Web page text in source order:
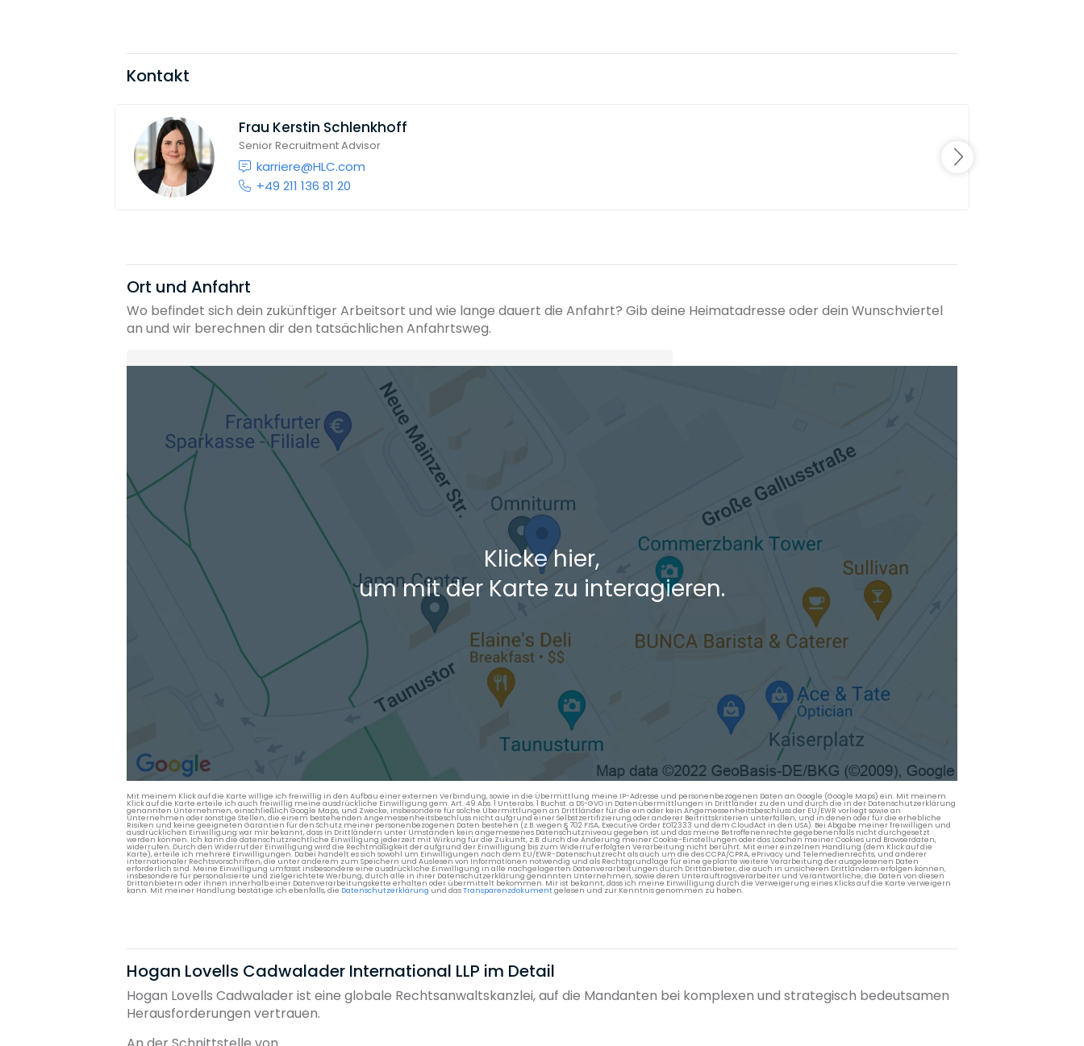
Kontakt
Frau Kerstin Schlenkhoff
Senior Recruitment Advisor
karriere@HLC.com
+49 211 136 81 20
Ort und Anfahrt
Wo befindet sich dein zukünftiger Arbeitsort und wie lange dauert die Anfahrt? Gib deine Heimatadresse oder dein Wunschviertel
an und wir berechnen dir den tatsächlichen Anfahrtsweg.
Heimatadresse oder Wunschort
Die berechneten Anreisezeiten basieren auf den Verkehrsdaten eines typischen Dienstag morgens um 8:30.
Klicke hier,
um mit der Karte zu interagieren.
Mit meinem Klick auf die Karte willige ich freiwillig in den Aufbau einer externen Verbindung, sowie in die Übermittlung meine IP-Adresse und personenbezogenen Daten an Google (Google Maps) ein. Mit meinem
Klick auf die Karte erteile ich auch freiwillig meine ausdrückliche Einwilligung gem. Art. 49 Abs. 1 Unterabs. 1 Buchst. a DS-GVO in Datenübermittlungen in Drittländer zu den und durch die in der Datenschutzerklärung
genannten Unternehmen, einschließlich Google Maps, und Zwecke, insbesondere für solche Übermittlungen an Drittländer für die ein oder kein Angemessenheitsbeschluss der EU/EWR vorliegt sowie an
Unternehmen oder sonstige Stellen, die einem bestehenden Angemessenheitsbeschluss nicht aufgrund einer Selbstzertifizierung oder anderer Beitrittskriterien unterfallen, und in denen oder für die erhebliche
Risiken und keine geeigneten Garantien für den Schutz meiner personenbezogenen Daten bestehen (z.B. wegen § 702 FISA, Executive Order EO12333 und dem CloudAct in den USA). Bei Abgabe meiner freiwilligen und
ausdrücklichen Einwilligung war mir bekannt, dass in Drittländern unter Umständen kein angemessenes Datenschutzniveau gegeben ist und das meine Betroffenenrechte gegebenenfalls nicht durchgesetzt
werden können. Ich kann die datenschutzrechtliche Einwilligung jederzeit mit Wirkung für die Zukunft, z.B. durch die Änderung meiner Cookie-Einstellungen oder das Löschen meiner Cookies und Browserdaten,
widerrufen. Durch den Widerruf der Einwilligung wird die Rechtmäßigkeit der aufgrund der Einwilligung bis zum Widerruf erfolgten Verarbeitung nicht berührt. Mit einer einzelnen Handlung (dem Klick auf die
Karte), erteile ich mehrere Einwilligungen. Dabei handelt es sich sowohl um Einwilligungen nach dem EU/EWR-Datenschutzrecht als auch um die des CCPA/CPRA, ePrivacy und Telemedienrechts, und anderer
internationaler Rechtsvorschriften, die unter anderem zum Speichern und Auslesen von Informationen notwendig und als Rechtsgrundlage für eine geplante weitere Verarbeitung der ausgelesenen Daten
erforderlich sind. Meine Einwilligung umfasst insbesondere eine ausdrückliche Einwilligung in alle nachgelagerten Datenverarbeitungen durch Drittanbieter, die auch in unsicheren Drittländern erfolgen können,
insbesondere für personalisierte und zielgerichtete Werbung, durch alle in ihrer Datenschutzerklärung genannten Unternehmen, sowie deren Unterauftragsverarbeiter und Verantwortliche, die Daten von diesen
Drittanbietern oder ihnen innerhalb einer Datenverarbeitungskette erhalten oder übermittelt bekommen. Mir ist bekannt, dass ich meine Einwilligung durch die Verweigerung eines Klicks auf die Karte verweigern
kann. Mit meiner Handlung bestätige ich ebenfalls, die Datenschutzerklärung und dasTransparenzdokumentgelesen und zur Kenntnis genommen zu haben.
Hogan Lovells Cadwalader International LLP im Detail
Hogan Lovells Cadwalader ist eine globale Rechtsanwaltskanzlei, auf die Mandanten bei komplexen und strategisch bedeutsamen
Herausforderungen vertrauen.